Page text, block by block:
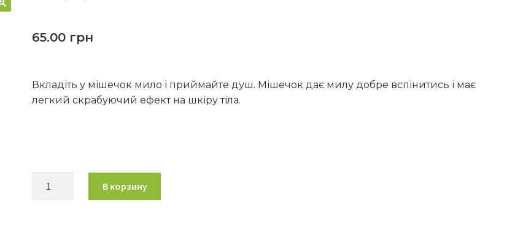
65.00 грн
Вкладіть у мішечок мило і приймайте душ. Мішечок дає милу добре вспінитись і має
легкий скрабуючий ефект на шкіру тіла.
В корзину